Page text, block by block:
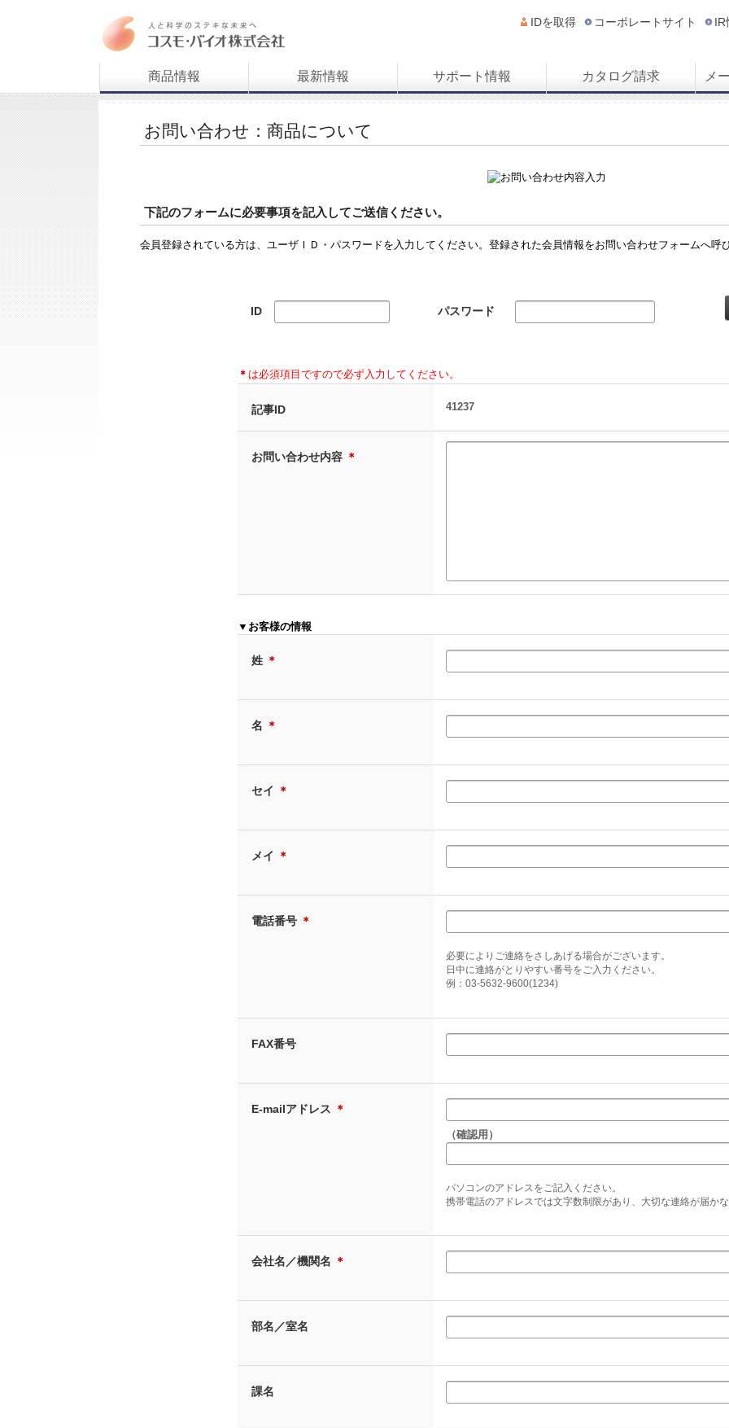
IDを取得 コーポレートサイト IR
商品情報 最新情報 サポート情報 カタログ請求 メ
お問い合わせ：商品について
下記のフォームに必要事項を記入してご送信ください。
会員登録されている方は、ユーザＩＤ・パスワードを入力してください。登録された会員情報をお問い合わせフォームへ呼
ID パスワード
＊ は必須項目ですので必ず入力してください。
記事ID 41237
お問い合わせ内容 ＊
▼お客様の情報
姓 ＊
名 ＊
セイ ＊
メイ ＊
電話番号 ＊
必要によりご連絡をさしあげる場合がございます。
日中に連絡がとりやすい番号をご入力ください。
例：03-5632-9600(1234)
FAX番号
E-mailアドレス ＊
（確認用）
パソコンのアドレスをご記入ください。
携帯電話のアドレスでは文字数制限があり、大切な連絡が届かな
会社名／機関名 ＊
部名／室名
課名